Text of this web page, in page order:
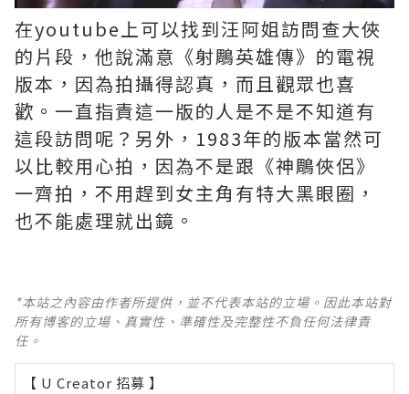
在youtube上可以找到汪阿姐訪問查大俠
的片段，他說滿意《射鵰英雄傳》的電視
版本，因為拍攝得認真，而且觀眾也喜
歡。一直指責這一版的人是不是不知道有
這段訪問呢？另外，1983年的版本當然可
以比較用心拍，因為不是跟《神鵰俠侶》
一齊拍，不用趕到女主角有特大黑眼圈，
也不能處理就出鏡。
*本站之內容由作者所提供，並不代表本站的立場。因此本站對
所有博客的立場、真實性、準確性及完整性不負任何法律責
任。
【 U Creator 招募 】